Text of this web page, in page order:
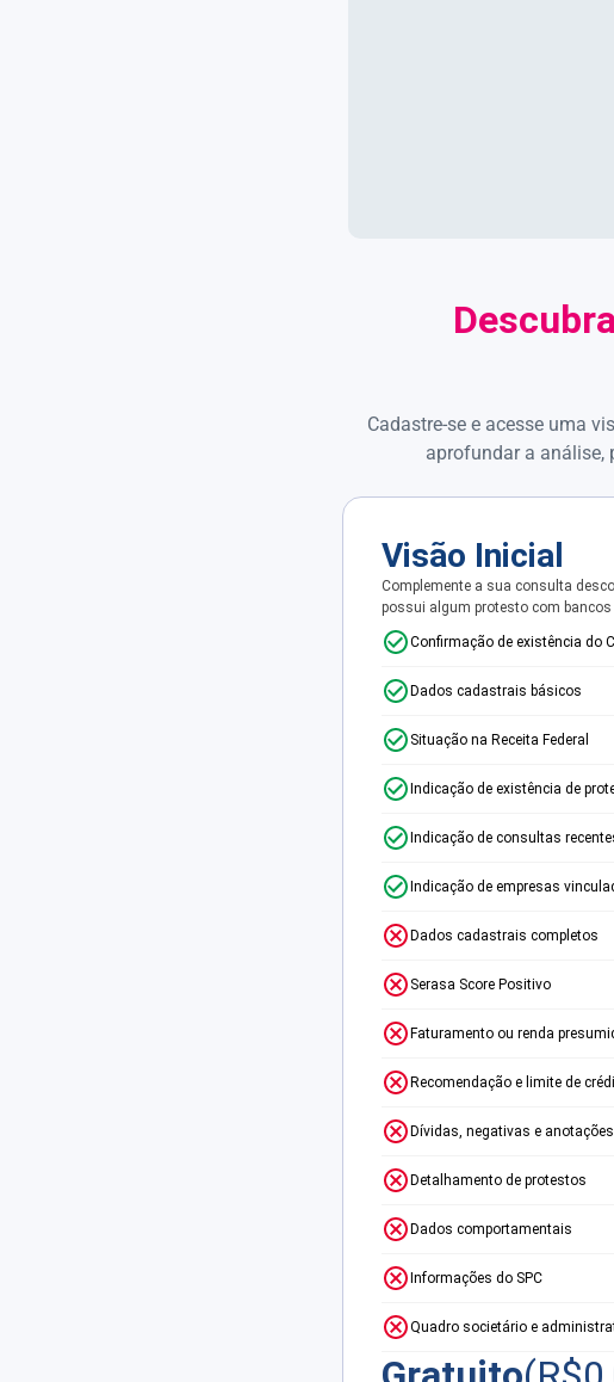
Descubra
Cadastre-se e acesse uma
aprofundar a análise,
Visão Inicial
Complemente a sua consulta
possui algum protesto com bancos
Confirmação de existência do
Dados cadastrais básicos
Situação na Receita Federal
Indicação de existência de
Indicação de consultas
Indicação de empresas
Dados cadastrais completos
Serasa Score Positivo
Faturamento ou renda
Recomendação e limite de
Dívidas, negativas e anotações
Detalhamento de protestos
Dados comportamentais
Informações do SPC
Quadro societário e